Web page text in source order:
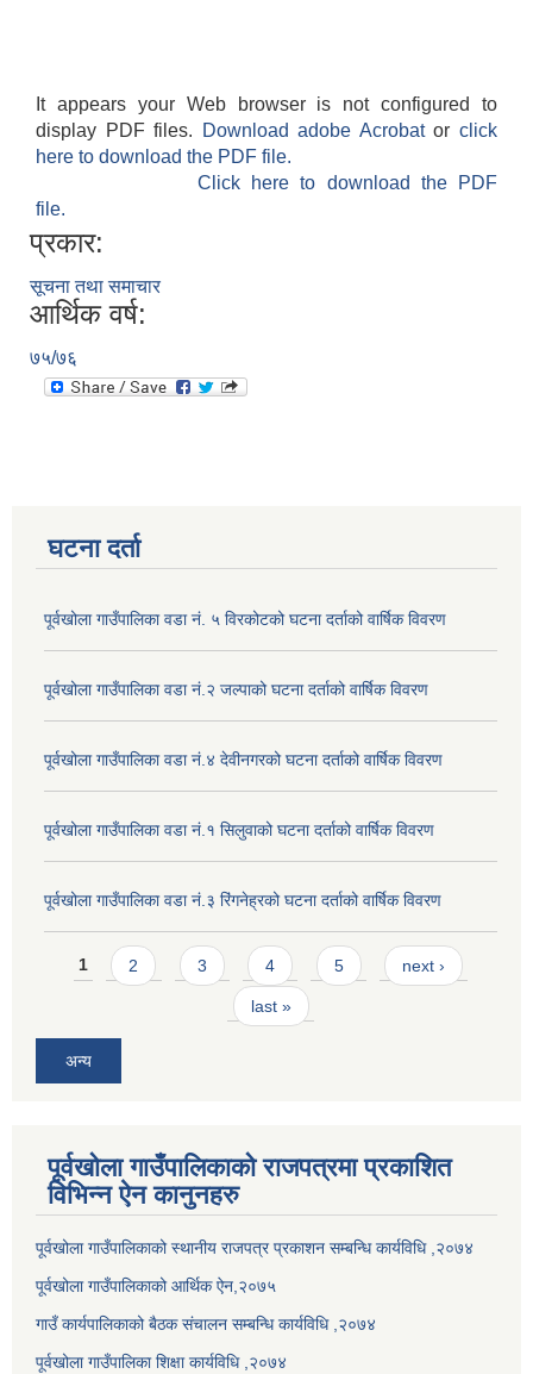
It appears your Web browser is not configured to
display PDF files.
Download adobe Acrobatorclick
here to download the PDF file.
Click here to download the PDF
file.
प्रकार:
सूचना तथा समाचार
आर्थिक वर्ष:
७५/७६
घटना दर्ता
पूर्वखोला गाउँपालिका वडा नं. ५ विरकोटको घटना दर्ताको वार्षिक विवरण
पूर्वखोला गाउँपालिका वडा नं.२ जल्पाको घटना दर्ताको वार्षिक विवरण
पूर्वखोला गाउँपालिका वडा नं.४ देवीनगरको घटना दर्ताको वार्षिक विवरण
पूर्वखोला गाउँपालिका वडा नं.१ सिलुवाको घटना दर्ताको वार्षिक विवरण
पूर्वखोला गाउँपालिका वडा नं.३ रिंगनेह्रको घटना दर्ताको वार्षिक विवरण
Pages
1 2 3 4 5 next ›
last »
अन्य
पूर्वखोला गाउँपालिकाको राजपत्रमा प्रकाशित
विभिन्न ऐन कानुनहरु
पूर्वखोला गाउँपालिकाको स्थानीय राजपत्र प्रकाशन सम्बन्धि कार्यविधि ,२०७४
पूर्वखोला गाउँपालिकाको आर्थिक ऐन,२०७५
गाउँ कार्यपालिकाको बैठक संचालन सम्बन्धि कार्यविधि ,२०७४
पूर्वखोला गाउँपालिका शिक्षा कार्यविधि ,२०७४